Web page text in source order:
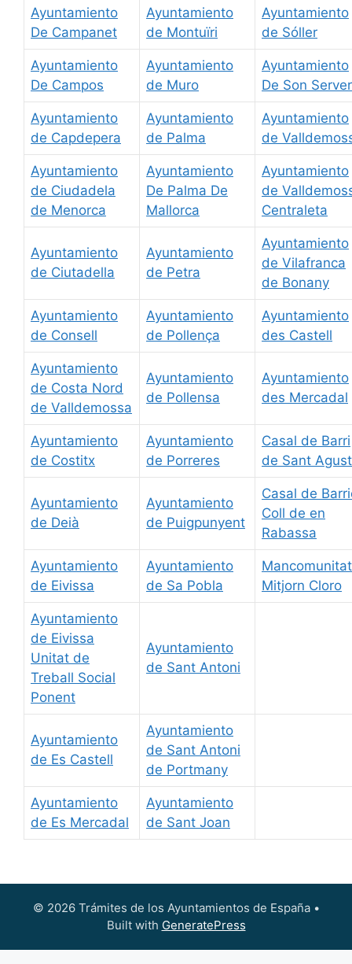
Ayuntamiento
De Campanet
Ayuntamiento
de Montuïri
Ayuntamiento
de Sóller
Ayuntamiento
De Campos
Ayuntamiento
de Muro
Ayuntamiento
De Son
Ayuntamiento
de Capdepera
Ayuntamiento
de Palma
Ayuntamiento
de
Ayuntamiento
de Ciudadela
de Menorca
Ayuntamiento
De Palma De
Mallorca
Ayuntamiento
de
Centraleta
Ayuntamiento
de Ciutadella
Ayuntamiento
de Petra
Ayuntamiento
de Vilafranca
de Bonany
Ayuntamiento
de Consell
Ayuntamiento
de Pollença
Ayuntamiento
des Castell
Ayuntamiento
de Costa Nord
de Valldemossa
Ayuntamiento
de Pollensa
Ayuntamiento
des Mercadal
Ayuntamiento
de Costitx
Ayuntamiento
de Porreres
Casal de Barri
de Sant
Ayuntamiento
de Deià
Ayuntamiento
de Puigpunyent
Casal de
Coll de en
Rabassa
Ayuntamiento
de Eivissa
Ayuntamiento
de Sa Pobla
Mancomunitat
Mitjorn Cloro
Ayuntamiento
de Eivissa
Unitat de
Treball Social
Ponent
Ayuntamiento
de Sant Antoni
Ayuntamiento
de Es Castell
Ayuntamiento
de Sant Antoni
de Portmany
Ayuntamiento
de Es Mercadal
Ayuntamiento
de Sant Joan
© 2026 Trámites de los Ayuntamientos de España•
Built with GeneratePress